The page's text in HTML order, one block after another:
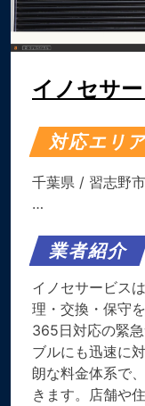
イノセサ
対応エリ
千葉県 / 習志野市
…
業者紹介
イノセサービス
理・交換・保守
365日対応の緊
ブルにも迅速に
朗な料金体系で
きます。​店舗や